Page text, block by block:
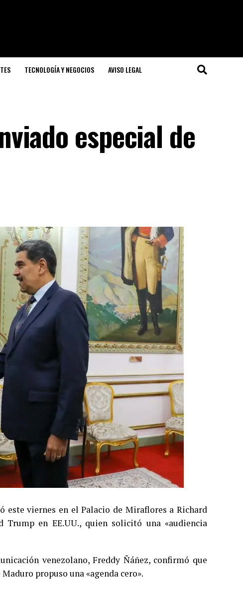
TECNOLOGÍA Y NEGOCIOS AVISO LEGAL
especial de
este viernes en el Palacio de Miraflores a Richard
Trump en EE.UU., quien solicitó una «audiencia
venezolano, Freddy Ñáñez, confirmó que
propuso una «agenda cero».